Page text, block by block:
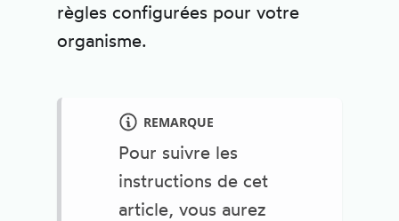
règles configurées pour votre
organisme.
REMARQUE
Pour suivre les
instructions de cet
article, vous aurez